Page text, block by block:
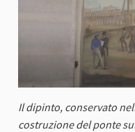
Il dipinto, conservato
costruzione del ponte